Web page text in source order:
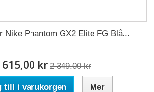
Nike Phantom GX2 Elite FG Blå...
615,00 kr 2 349,00 kr
till i varukorgen Mer